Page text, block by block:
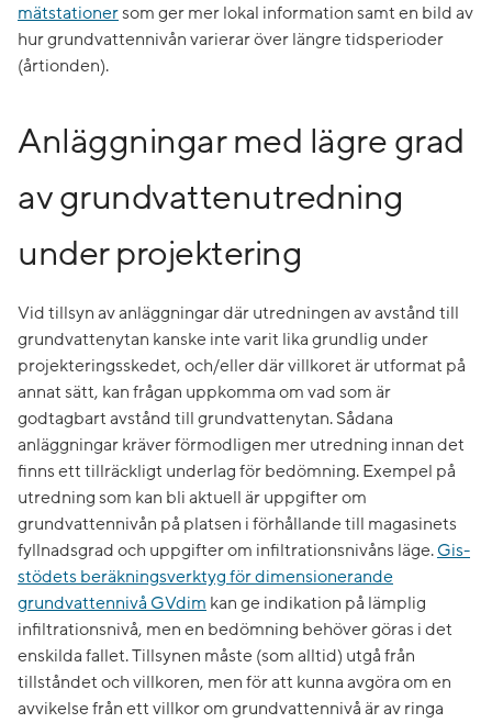
mätstationersom ger mer lokal information samt en bild av
hur grundvattennivån varierar över längre tidsperioder
(årtionden).
Anläggningar med lägre grad
av grundvattenutredning
under projektering
Vid tillsyn av anläggningar där utredningen av avstånd till
grundvattenytan kanske inte varit lika grundlig under
projekteringsskedet, och/eller där villkoret är utformat på
annat sätt, kan frågan uppkomma om vad som är
godtagbart avstånd till grundvattenytan. Sådana
anläggningar kräver förmodligen mer utredning innan det
finns ett tillräckligt underlag för bedömning. Exempel på
utredning som kan bli aktuell är uppgifter om
grundvattennivån på platsen i förhållande till magasinets
fyllnadsgrad och uppgifter om infiltrationsnivåns läge. Gis-
stödets beräkningsverktyg för dimensionerande
grundvattennivå GVdim kan ge indikation på lämplig
infiltrationsnivå, men en bedömning behöver göras i det
enskilda fallet. Tillsynen måste (som alltid) utgå från
tillståndet och villkoren, men för att kunna avgöra om en
avvikelse från ett villkor om grundvattennivå är av ringa